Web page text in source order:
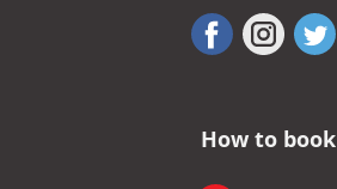
How to book